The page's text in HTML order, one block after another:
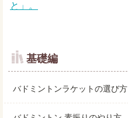
と」。
基礎編
バドミントンラケットの選び方